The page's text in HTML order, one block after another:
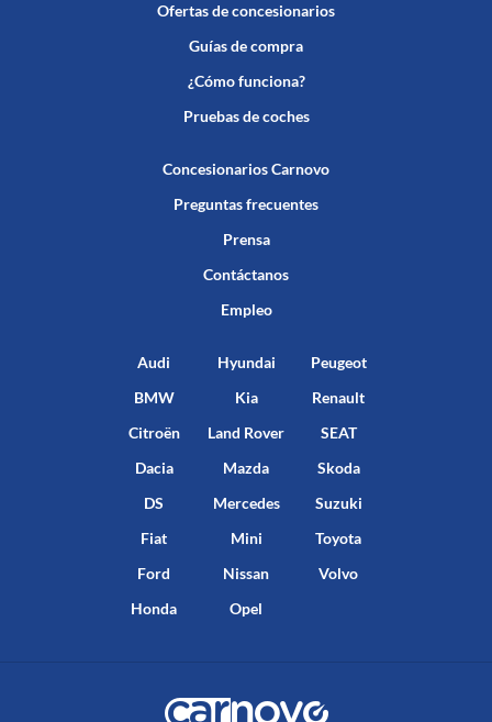
Ofertas de concesionarios
Guías de compra
¿Cómo funciona?
Pruebas de coches
Concesionarios Carnovo
Preguntas frecuentes
Prensa
Contáctanos
Empleo
Audi
BMW
Citroën
Dacia
DS
Fiat
Ford
Honda
Hyundai
Kia
Land Rover
Mazda
Mercedes
Mini
Nissan
Opel
Peugeot
Renault
SEAT
Skoda
Suzuki
Toyota
Volvo